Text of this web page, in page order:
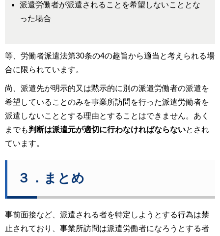
派遣労働者が派遣されることを希望しないこととな
った場合
等、労働者派遣法第30条の4の趣旨から適当と考えられる場
合に限られています。
尚、派遣先が明示的又は黙示的に別の派遣労働者の派遣を
希望していることのみを事業所訪問を行った派遣労働者を
派遣しないこととする理由とすることはできません。あく
までも判断は派遣元が適切に行わなければならないとされ
ています。
３．まとめ
事前面接など、派遣される者を特定しようとする行為は禁
止されており、事業所訪問は派遣労働者になろうとする者